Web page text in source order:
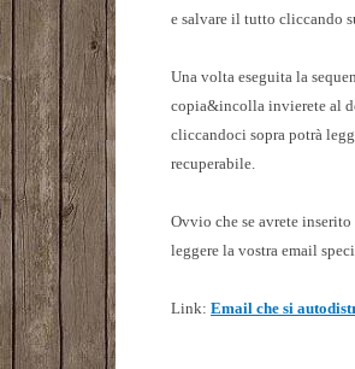
e salvare il tutto cliccando
Una volta eseguita la
copia&incolla invierete al
cliccandoci sopra potrà
recuperabile.
Ovvio che se avrete
leggere la vostra email
Link:Email che si